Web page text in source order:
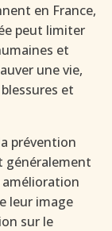
en France,
peut limiter
et
une vie,
et
prévention
généralement
leur image
sur le